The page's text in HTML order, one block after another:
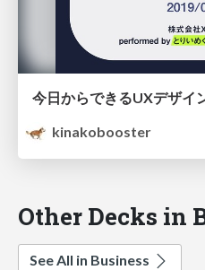
今日からできるUXデザイ
kinakobooster
Other Decks in
See All in Business